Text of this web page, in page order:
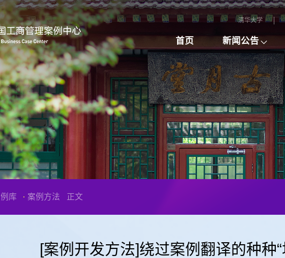
清华大学
首页 新闻公告
库 案例方法 正文
[案例开发方法]绕过案例翻译的种种“